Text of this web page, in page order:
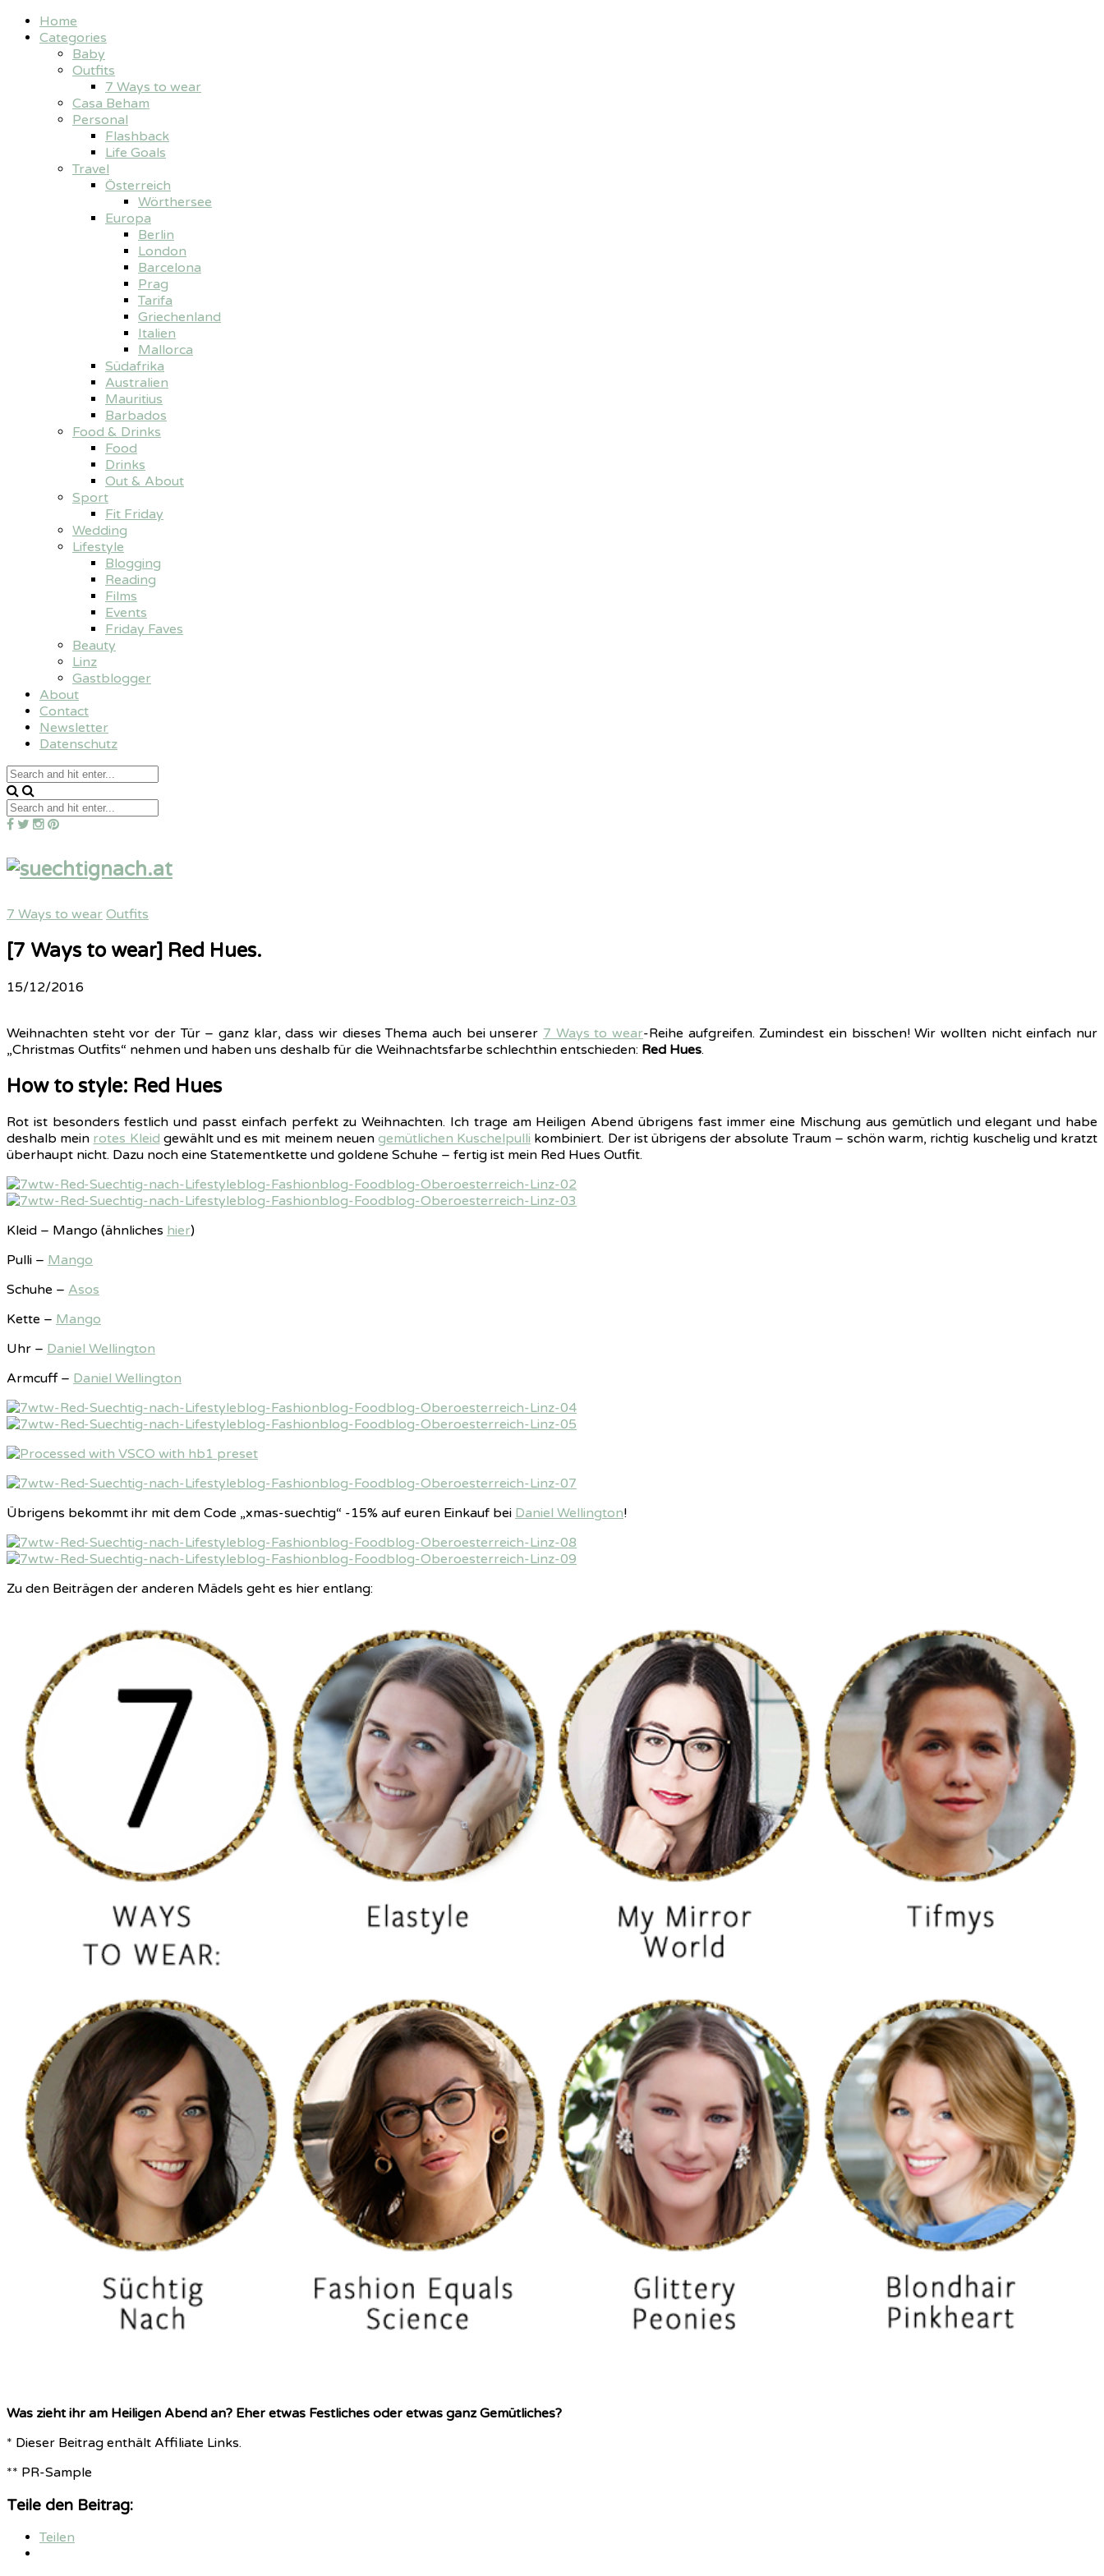
Home
Categories
Baby
Outfits
7 Ways to wear
Casa Beham
Personal
Flashback
Life Goals
Travel
Österreich
Wörthersee
Europa
Berlin
London
Barcelona
Prag
Tarifa
Griechenland
Italien
Mallorca
Südafrika
Australien
Mauritius
Barbados
Food & Drinks
Food
Drinks
Out & About
Sport
Fit Friday
Wedding
Lifestyle
Blogging
Reading
Films
Events
Friday Faves
Beauty
Linz
Gastblogger
About
Contact
Newsletter
Datenschutz
7 Ways to wear Outfits
[7 Ways to wear] Red Hues.
15/12/2016
Weihnachten steht vor der Tür – ganz klar, dass wir dieses Thema auch bei unserer 7 Ways to wear-Reihe aufgreifen. Zumindest ein bisschen! Wir wollten nicht einfach nur
„Christmas Outfits“ nehmen und haben uns deshalb für die Weihnachtsfarbe schlechthin entschieden: Red Hues.
How to style: Red Hues
Rot ist besonders festlich und passt einfach perfekt zu Weihnachten. Ich trage am Heiligen Abend übrigens fast immer eine Mischung aus gemütlich und elegant und habe
deshalb mein rotes Kleid gewählt und es mit meinem neuengemütlichen Kuschelpulli kombiniert. Der ist übrigens der absolute Traum – schön warm, richtig kuschelig und kratzt
überhaupt nicht. Dazu noch eine Statementkette und goldene Schuhe – fertig ist mein Red Hues Outfit.
Kleid – Mango (ähnliches hier)
Pulli – Mango
Schuhe – Asos
Kette – Mango
Uhr – Daniel Wellington
Armcuff – Daniel Wellington
Übrigens bekommt ihr mit dem Code „xmas-suechtig“ -15% auf euren Einkauf bei Daniel Wellington!
Zu den Beiträgen der anderen Mädels geht es hier entlang:
Was zieht ihr am Heiligen Abend an? Eher etwas Festliches oder etwas ganz Gemütliches?
* Dieser Beitrag enthält Affiliate Links.
** PR-Sample
Teile den Beitrag:
Teilen